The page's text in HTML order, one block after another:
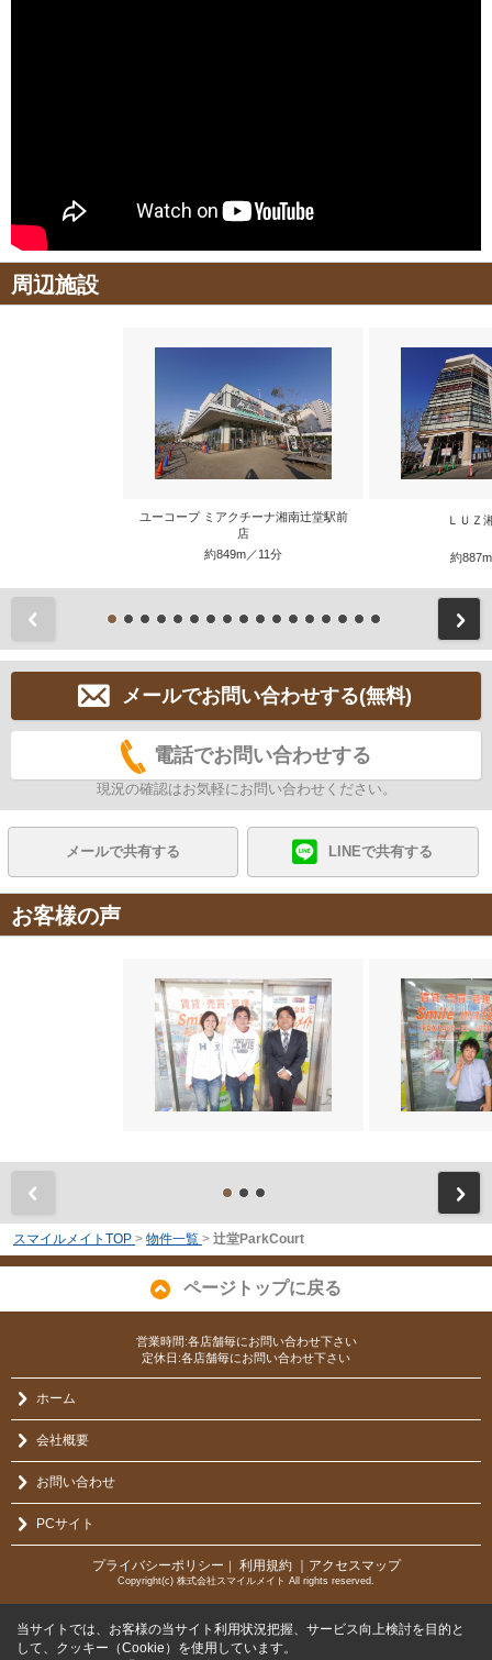
周辺施設
ユーコープ ミアクチーナ湘南辻堂駅前
店
約849m／11分
ＬＵＺ
約
メールでお問い合わせする(無料)
電話でお問い合わせする
現況の確認はお気軽にお問い合わせください。
メールで共有する LINEで共有する
お客様の声
スマイルメイトTOP > 物件一覧 > 辻堂ParkCourt
ページトップに戻る
営業時間:各店舗毎にお問い合わせ下さい
定休日:各店舗毎にお問い合わせ下さい
ホーム
会社概要
お問い合わせ
PCサイト
プライバシーポリシー ｜ 利用規約 ｜アクセスマップ
Copyright(c) 株式会社スマイルメイト All rights reserved.
当サイトでは、お客様の当サイト利用状況把握、サービス向上検討を目的と
して、クッキー（Cookie）を使用しています。